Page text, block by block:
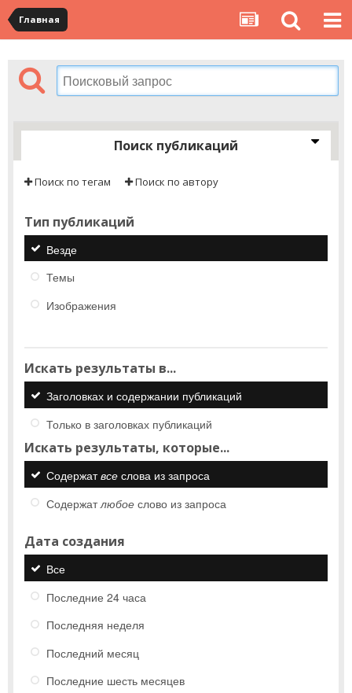
Главная
Поиск публикаций
Поиск по тегам Поиск по автору
Тип публикаций
Везде
Темы
Изображения
Искать результаты в...
Заголовках и содержании публикаций
Только в заголовках публикаций
Искать результаты, которые...
Содержатвсе слова из запроса
Содержатлюбое слово из запроса
Дата создания
Все
Последние 24 часа
Последняя неделя
Последний месяц
Последние шесть месяцев